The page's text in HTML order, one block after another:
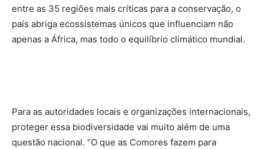
entre as 35 regiões mais críticas para a conservação, o
país abriga ecossistemas únicos que influenciam não
apenas a África, mas todo o equilíbrio climático mundial.
Para as autoridades locais e organizações internacionais,
proteger essa biodiversidade vai muito além de uma
questão nacional. “O que as Comores fazem para